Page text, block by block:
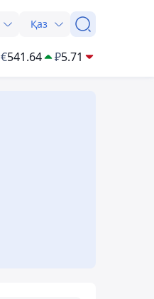
Қаз
€541.64 ₽5.71